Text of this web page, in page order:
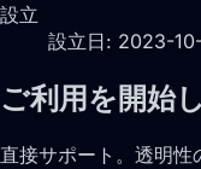
設立
設立日: 2023-
ご利用を開始
直接サポート。透明性